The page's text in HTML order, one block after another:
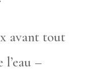
avant tout
–